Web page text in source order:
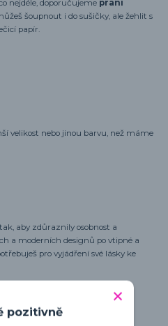
nejdéle, doporučujeme praní
šoupnout i do sušičky, ale žehlit s
papír.
velikost nebo jinou barvu, než máme
aby zdůraznily osobnost a
a moderních designů po vtipné a
pro vyjádření své lásky ke
pozitivně